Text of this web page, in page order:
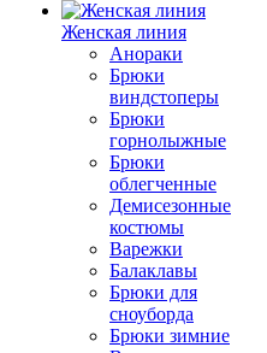
Женская линия
Анораки
Брюки
виндстоперы
Брюки
горнолыжные
Брюки
облегченные
Демисезонные
костюмы
Варежки
Балаклавы
Брюки для
сноуборда
Брюки зимние